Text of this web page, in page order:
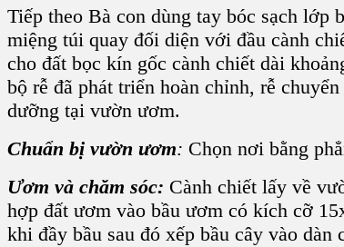
Tiếp theo Bà con dùng tay bóc sạch lớp
miệng túi quay đối diện với đầu cành
cho đất bọc kín gốc cành chiết dài
bộ rễ đã phát triển hoàn chỉnh, rễ
dưỡng tại vườn ươm.
Chuẩn bị vườn ươm: Chọn nơi bằng
Ươm và chăm sóc: Cành chiết lấy về
hợp đất ươm vào bầu ươm có kích cỡ
khi đầy bầu sau đó xếp bầu cây vào